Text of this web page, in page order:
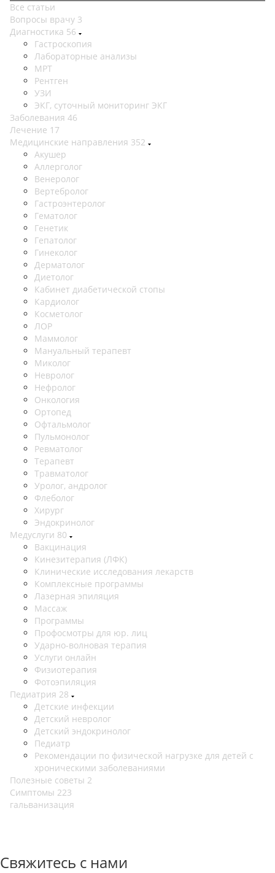
Все статьи
Вопросы врачу 3
Диагностика 56
Гастроскопия
Лабораторные анализы
МРТ
Рентген
УЗИ
ЭКГ, суточный мониторинг ЭКГ
Заболевания 46
Лечение 17
Медицинские направления 352
Акушер
Аллерголог
Венеролог
Вертебролог
Гастроэнтеролог
Гематолог
Генетик
Гепатолог
Гинеколог
Дерматолог
Диетолог
Кабинет диабетической стопы
Кардиолог
Косметолог
ЛОР
Маммолог
Мануальный терапевт
Миколог
Невролог
Нефролог
Онкология
Ортопед
Офтальмолог
Пульмонолог
Ревматолог
Терапевт
Травматолог
Уролог, андролог
Флеболог
Хирург
Эндокринолог
Медуслуги 80
Вакцинация
Кинезитерапия (ЛФК)
Клинические исследования лекарств
Комплексные программы
Лазерная эпиляция
Массаж
Программы
Профосмотры для юр. лиц
Ударно-волновая терапия
Услуги онлайн
Физиотерапия
Фотоэпиляция
Педиатрия 28
Детские инфекции
Детский невролог
Детский эндокринолог
Педиатр
Рекомендации по физической нагрузке для детей с
хроническими заболеваниями
Полезные советы 2
Симптомы 223
гальванизация
Свяжитесь с нами